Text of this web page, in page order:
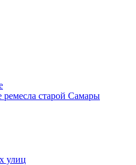
старой Самары
улиц